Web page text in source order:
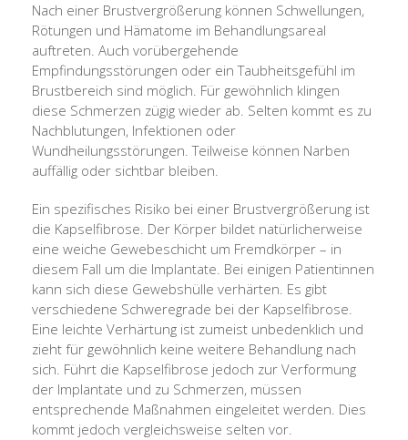
Nach einer Brustvergrößerung können Schwellungen,
Rötungen und Hämatome im Behandlungsareal
auftreten. Auch vorübergehende
Empfindungsstörungen oder ein Taubheitsgefühl im
Brustbereich sind möglich. Für gewöhnlich klingen
diese Schmerzen zügig wieder ab. Selten kommt es zu
Nachblutungen, Infektionen oder
Wundheilungsstörungen. Teilweise können Narben
auffällig oder sichtbar bleiben.
Ein spezifisches Risiko bei einer Brustvergrößerung ist
die Kapselfibrose. Der Körper bildet natürlicherweise
eine weiche Gewebeschicht um Fremdkörper – in
diesem Fall um die Implantate. Bei einigen Patientinnen
kann sich diese Gewebshülle verhärten. Es gibt
verschiedene Schweregrade bei der Kapselfibrose.
Eine leichte Verhärtung ist zumeist unbedenklich und
zieht für gewöhnlich keine weitere Behandlung nach
sich. Führt die Kapselfibrose jedoch zur Verformung
der Implantate und zu Schmerzen, müssen
entsprechende Maßnahmen eingeleitet werden. Dies
kommt jedoch vergleichsweise selten vor.